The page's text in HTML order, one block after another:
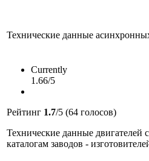
Технические данные
Currently
1.66/5
Рейтинг 1.7/5 (64 голосов)
Технические данные
каталогам заводов -